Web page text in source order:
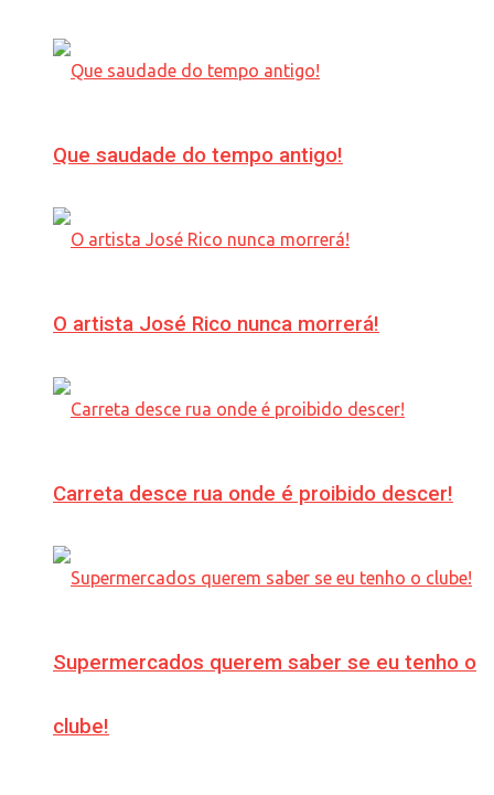
Que saudade do tempo antigo!
O artista José Rico nunca morrerá!
Carreta desce rua onde é proibido descer!
Supermercados querem saber se eu tenho o
clube!